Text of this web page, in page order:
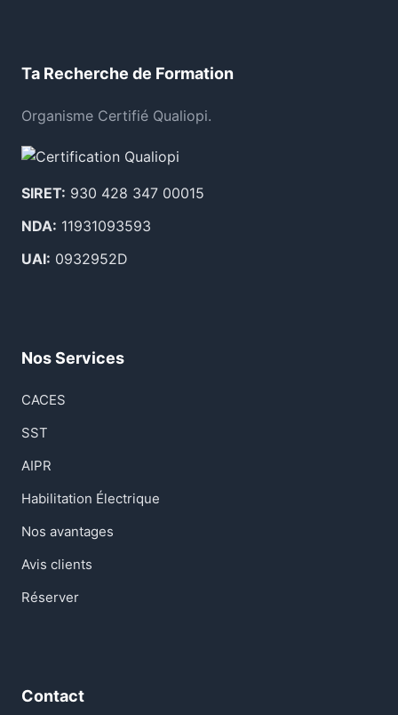
Ta Recherche de Formation
Organisme Certifié Qualiopi.
SIRET: 930 428 347 00015
NDA: 11931093593
UAI: 0932952D
Nos Services
CACES
SST
AIPR
Habilitation Électrique
Nos avantages
Avis clients
Réserver
Contact